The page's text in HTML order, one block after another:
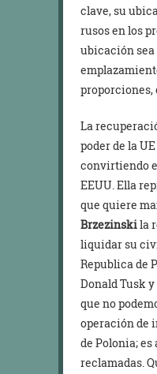
clave, su
rusos en los
ubicación sea
proporciones,
La
poder de la
convirtiendo
EEUU. Ella
que quiere
Brzezinskila
liquidar su
Republica de
Donald Tusk
que no
operación de
de Polonia;
reclamadas.